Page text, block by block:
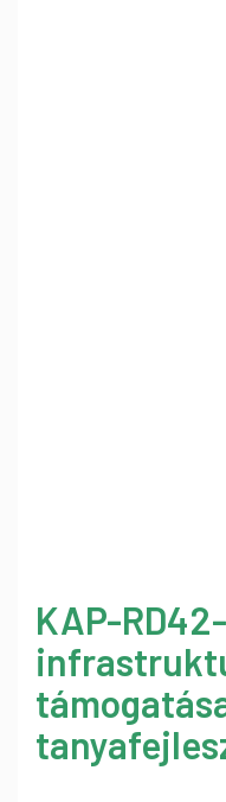
KAP-